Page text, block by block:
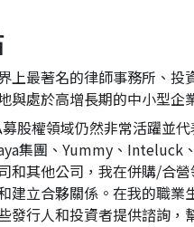
上最著名的律師事務所、
與處於高增長期的中小型企
股權領域仍然非常活躍並
集團、Yummy、Inteluck
和其他公司，我在併購/合
建立合夥關係。在我的職
發行人和投資者提供諮詢